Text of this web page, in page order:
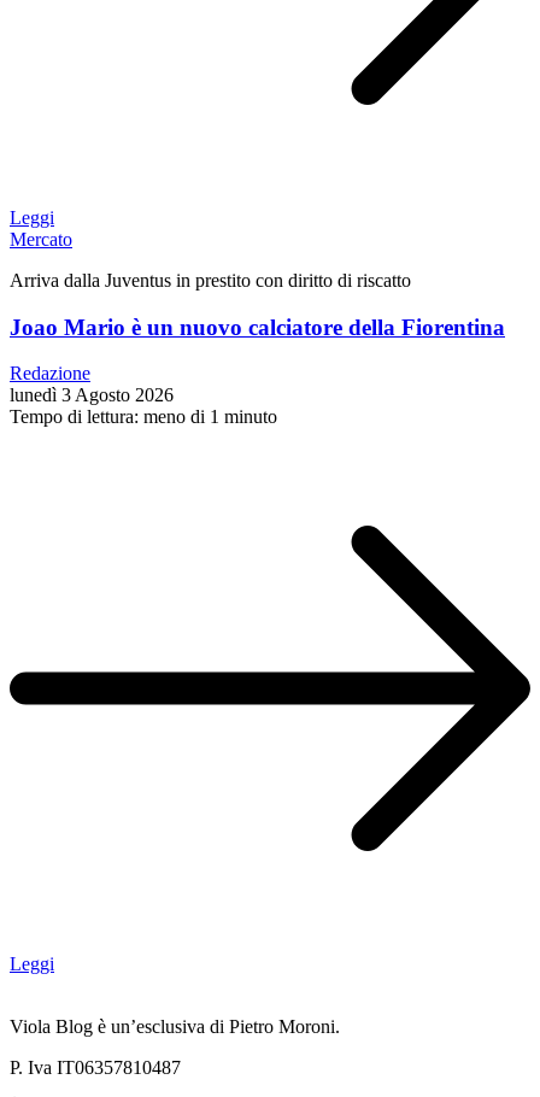
Leggi
Mercato
Arriva dalla Juventus in prestito con diritto di riscatto
Joao Mario è un nuovo calciatore della Fiorentina
Redazione
lunedì 3 Agosto 2026
Tempo di lettura: meno di 1 minuto
Leggi
Viola Blog è un’esclusiva di Pietro Moroni.
P. Iva IT06357810487